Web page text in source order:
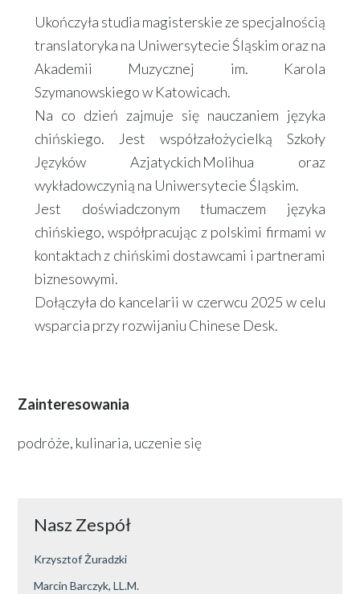
Ukończyła studia magisterskie ze specjalnością
translatoryka na Uniwersytecie Śląskim oraz na
Akademii Muzycznej im. Karola
Szymanowskiego w Katowicach.
Na co dzień zajmuje się nauczaniem języka
chińskiego. Jest współzałożycielką Szkoły
Języków Azjatyckich Molihua oraz
wykładowczynią na Uniwersytecie Śląskim.
Jest doświadczonym tłumaczem języka
chińskiego, współpracując z polskimi firmami w
kontaktach z chińskimi dostawcami i partnerami
biznesowymi.
Dołączyła do kancelarii w czerwcu 2025 w celu
wsparcia przy rozwijaniu Chinese Desk.
Zainteresowania
podróże, kulinaria, uczenie się
Nasz Zespół
Krzysztof Żuradzki
Marcin Barczyk, LL.M.